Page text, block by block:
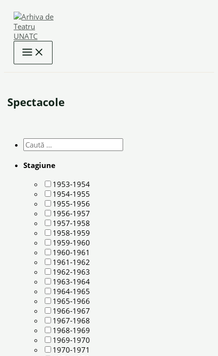
content
Spectacole
Stagiune
1953-1954
1954-1955
1955-1956
1956-1957
1957-1958
1958-1959
1959-1960
1960-1961
1961-1962
1962-1963
1963-1964
1964-1965
1965-1966
1966-1967
1967-1968
1968-1969
1969-1970
1970-1971